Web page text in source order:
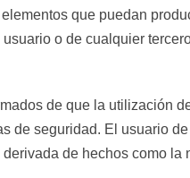
que puedan
o de cualquier
de que la utilización
de seguridad. El usuario de
de hechos como